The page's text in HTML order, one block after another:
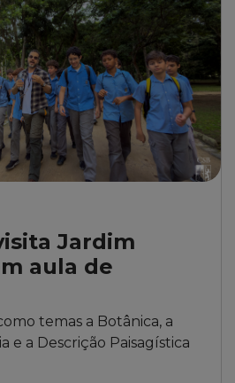
Jardim
aula de
temas a Botânica, a
e a Descrição Paisagística